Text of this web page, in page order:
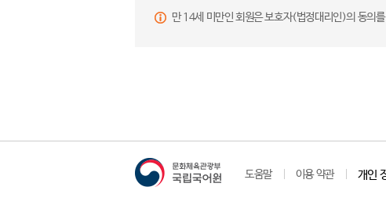
만 14세 미만인 회원은 보호자(법정대리인)의 동의
도움말 이용 약관 개인